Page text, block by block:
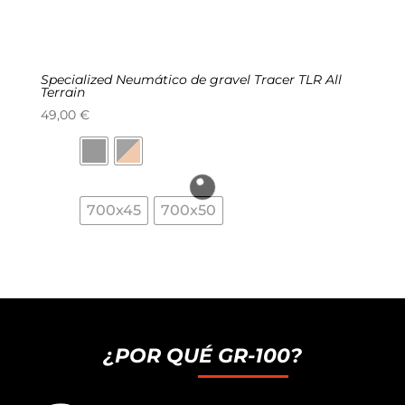
Specialized Neumático de gravel Tracer TLR All
Terrain
49,00 €
700x45 700x50
¿POR QUÉ GR-100?